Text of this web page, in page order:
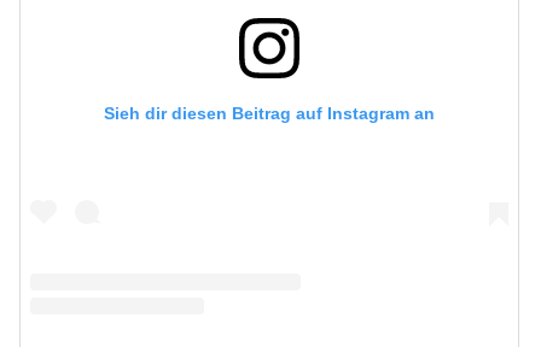
Sieh dir diesen Beitrag auf Instagram an